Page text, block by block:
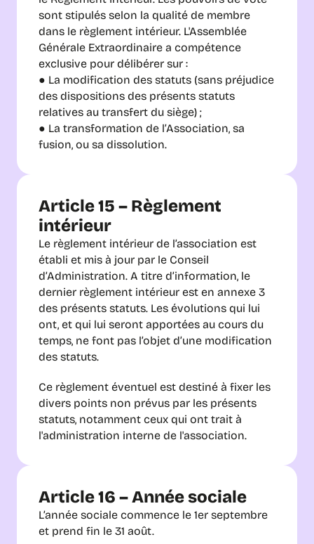
sont stipulés selon la qualité de membre
dans le règlement intérieur. L'Assemblée
Générale Extraordinaire a compétence
exclusive pour délibérer sur :
● La modification des statuts (sans préjudice
des dispositions des présents statuts
relatives au transfert du siège) ;
● La transformation de l’Association, sa
fusion, ou sa dissolution.
Article 15 – Règlement
intérieur
Le règlement intérieur de l’association est
établi et mis à jour par le Conseil
d’Administration. A titre d’information, le
dernier règlement intérieur est en annexe 3
des présents statuts. Les évolutions qui lui
ont, et qui lui seront apportées au cours du
temps, ne font pas l’objet d’une modification
des statuts.
Ce règlement éventuel est destiné à fixer les
divers points non prévus par les présents
statuts, notamment ceux qui ont trait à
l'administration interne de l'association.
Article 16 – Année sociale
L’année sociale commence le 1er septembre
et prend fin le 31 août.